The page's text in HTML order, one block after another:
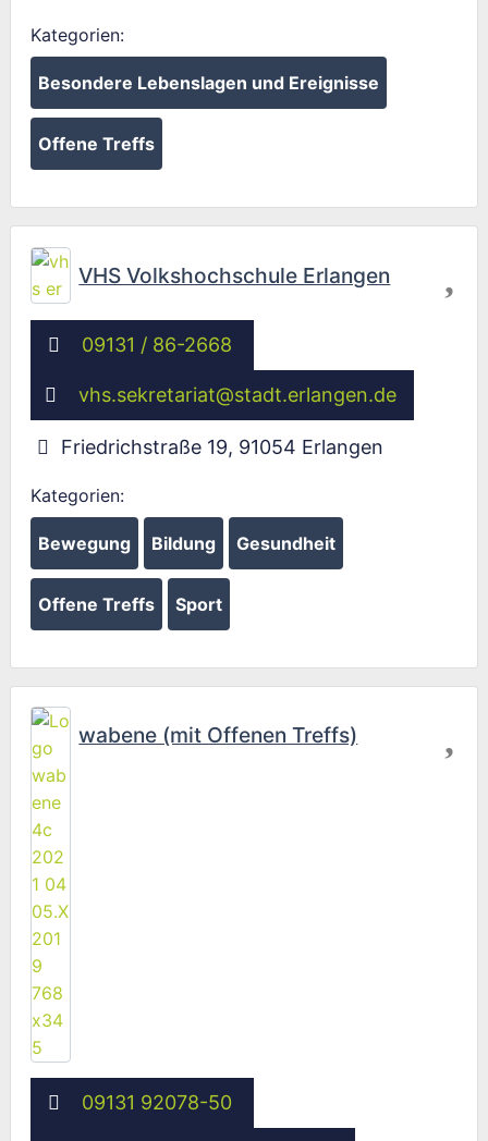
Kategorien:
Besondere Lebenslagen und Ereignisse
Offene Treffs
VHS Volkshochschule Erlangen
09131 / 86-2668
vhs.sekretariat@stadt.erlangen.de
Friedrichstraße 19, 91054 Erlangen
Kategorien:
Bewegung Bildung Gesundheit
Offene Treffs Sport
wabene (mit Offenen Treffs)
09131 92078-50